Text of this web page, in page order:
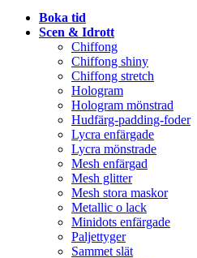
Boka tid
Scen & Idrott
Chiffong
Chiffong shiny
Chiffong stretch
Hologram
Hologram mönstrad
Hudfärg-padding-foder
Lycra enfärgade
Lycra mönstrade
Mesh enfärgad
Mesh glitter
Mesh stora maskor
Metallic o lack
Minidots enfärgade
Paljettyger
Sammet slät